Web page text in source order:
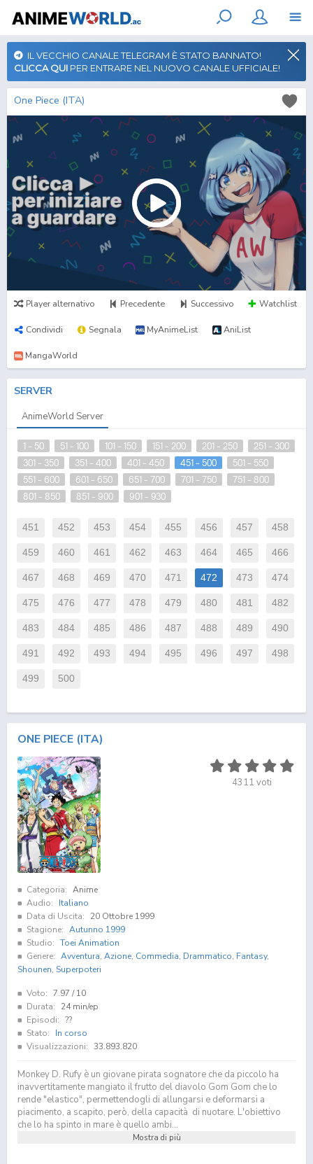
IL VECCHIO CANALE TELEGRAM È STATO BANNATO!
CLICCA QUI PER ENTRARE NEL NUOVO CANALE UFFICIALE!
One Piece (ITA)
Player alternativo Precedente Successivo Watchlist
Condividi Segnala MyAnimeList AniList
MangaWorld
SERVER
AnimeWorld Server
1 - 50 51 - 100 101 - 150 151 - 200 201 - 250
251 - 300
301 - 350
351 - 400 401 - 450 451 - 500
501 - 550
551 - 600
601 - 650 651 - 700 701 - 750
751 - 800
801 - 850
851 - 900 901 - 930
451 452 453 454 455 456 457 458
459 460 461 462 463 464 465 466
467 468 469 470 471 472 473 474
475 476 477 478 479 480 481 482
483 484 485 486 487 488 489 490
491 492 493 494 495 496 497 498
499 500
ONE PIECE (ITA)
4311 voti
Categoria: Anime
Audio:
Italiano
Data di Uscita:
20 Ottobre 1999
Stagione: Autunno 1999
Studio: Toei Animation
Genere: Avventura, Azione, Commedia, Drammatico, Fantasy,
Shounen, Superpoteri
Voto: 7.97 / 10
Durata:
24 min/ep
Episodi: ??
Stato:
In corso
Visualizzazioni: 33.893.820
Monkey D. Rufy è un giovane pirata sognatore che da piccolo ha
inavvertitamente mangiato il frutto del diavolo Gom Gom che lo
rende "elastico", permettendogli di allungarsi e deformarsi a
piacimento, a scapito, però, della capacità di nuotare. L'obiettivo
che lo ha spinto in mare è quello ambi...
Mostra di più